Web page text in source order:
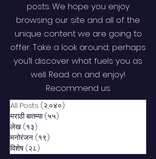
posts. We hope you enjoy
browsing our site and all of the
unique content we are going to
offer. Take a look around; perhaps
you’ll discover what fuels you as
well. Read on and enjoy!
Recommend us.
All Posts (२,०४०)
मराठी बातम्या (५५)
लेख (१३)
मनोरंजन (१९)
विशेष (२८)